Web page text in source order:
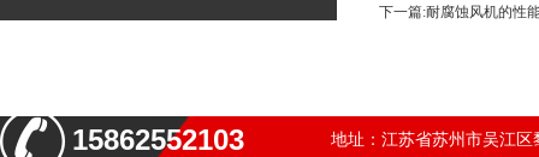
下一篇:耐腐蚀风机的性
15862552103 地址：江苏省苏州市吴江区